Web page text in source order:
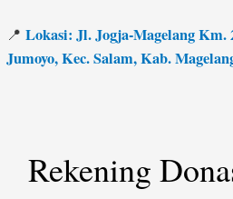
📍 Lokasi: Jl. Jogja-Magelang Km.
Jumoyo, Kec. Salam, Kab.
Rekening